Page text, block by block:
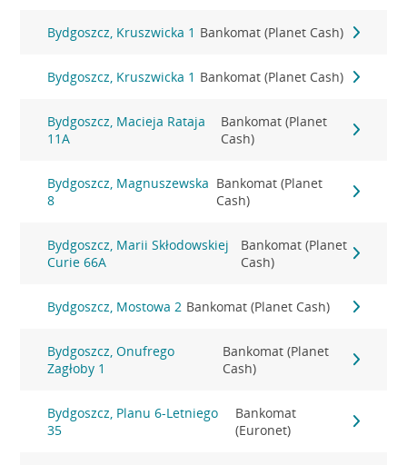
Bydgoszcz, Kruszwicka 1 Bankomat (Planet Cash)
Bydgoszcz, Kruszwicka 1 Bankomat (Planet Cash)
Bydgoszcz, Macieja Rataja
11A
Bankomat (Planet
Cash)
Bydgoszcz, Magnuszewska
8
Bankomat (Planet
Cash)
Bydgoszcz, Marii Skłodowskiej
Curie 66A
Bankomat (Planet
Cash)
Bydgoszcz, Mostowa 2 Bankomat (Planet Cash)
Bydgoszcz, Onufrego
Zagłoby 1
Bankomat (Planet
Cash)
Bydgoszcz, Planu 6-Letniego
35
Bankomat
(Euronet)